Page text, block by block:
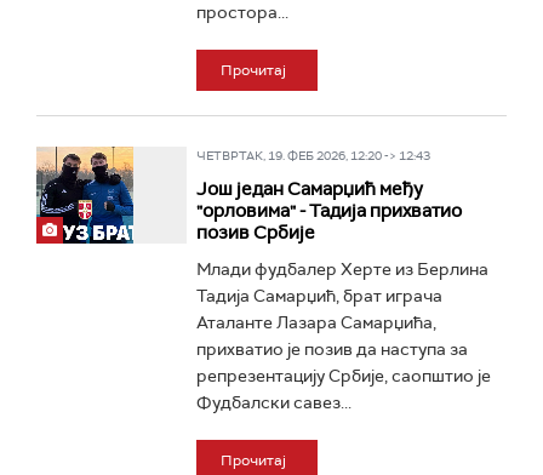
простора...
Прочитај
ЧЕТВРТАК, 19. ФЕБ 2026, 12:20 -> 12:43
Још један Самарџић међу
"орловима" - Тадија прихватио
позив Србије
Млади фудбалер Херте из Берлина
Тадија Самарџић, брат играча
Аталанте Лазара Самарџића,
прихватио је позив да наступа за
репрезентацију Србије, саопштио је
Фудбалски савез...
Прочитај